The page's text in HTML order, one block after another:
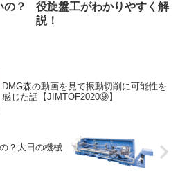
の？
役旋盤工がわかりやすく解
説！
DMG森の動画を見て振動切削に可能性を
感じた話【JIMTOF2020⑨】
？大日の機械